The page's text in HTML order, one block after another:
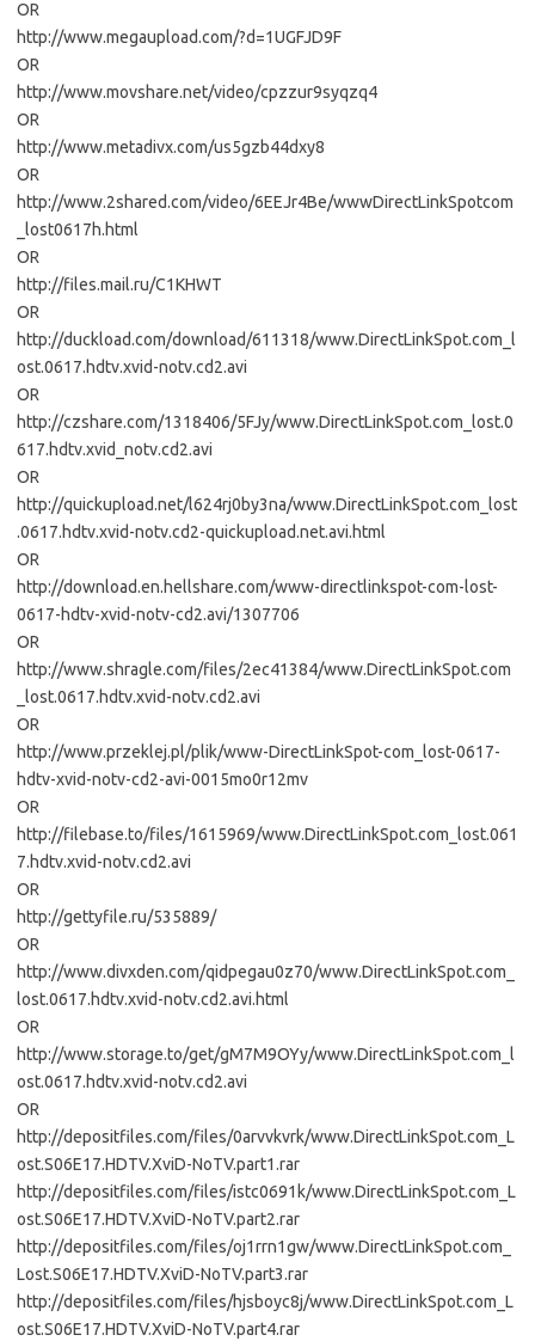
OR
http://www.megaupload.com/?d=1UGFJD9F
OR
http://www.movshare.net/video/cpzzur9syqzq4
OR
http://www.metadivx.com/us5gzb44dxy8
OR
http://www.2shared.com/video/6EEJr4Be/wwwDirectLinkSpotcom
_lost0617h.html
OR
http://files.mail.ru/C1KHWT
OR
http://duckload.com/download/611318/www.DirectLinkSpot.com_l
ost.0617.hdtv.xvid-notv.cd2.avi
OR
http://czshare.com/1318406/5FJy/www.DirectLinkSpot.com_lost.0
617.hdtv.xvid_notv.cd2.avi
OR
http://quickupload.net/l624rj0by3na/www.DirectLinkSpot.com_lost
.0617.hdtv.xvid-notv.cd2-quickupload.net.avi.html
OR
http://download.en.hellshare.com/www-directlinkspot-com-lost-
0617-hdtv-xvid-notv-cd2.avi/1307706
OR
http://www.shragle.com/files/2ec41384/www.DirectLinkSpot.com
_lost.0617.hdtv.xvid-notv.cd2.avi
OR
http://www.przeklej.pl/plik/www-DirectLinkSpot-com_lost-0617-
hdtv-xvid-notv-cd2-avi-0015mo0r12mv
OR
http://filebase.to/files/1615969/www.DirectLinkSpot.com_lost.061
7.hdtv.xvid-notv.cd2.avi
OR
http://gettyfile.ru/535889/
OR
http://www.divxden.com/qidpegau0z70/www.DirectLinkSpot.com_
lost.0617.hdtv.xvid-notv.cd2.avi.html
OR
http://www.storage.to/get/gM7M9OYy/www.DirectLinkSpot.com_l
ost.0617.hdtv.xvid-notv.cd2.avi
OR
http://depositfiles.com/files/0arvvkvrk/www.DirectLinkSpot.com_L
ost.S06E17.HDTV.XviD-NoTV.part1.rar
http://depositfiles.com/files/istc0691k/www.DirectLinkSpot.com_L
ost.S06E17.HDTV.XviD-NoTV.part2.rar
http://depositfiles.com/files/oj1rrn1gw/www.DirectLinkSpot.com_
Lost.S06E17.HDTV.XviD-NoTV.part3.rar
http://depositfiles.com/files/hjsboyc8j/www.DirectLinkSpot.com_L
ost.S06E17.HDTV.XviD-NoTV.part4.rar